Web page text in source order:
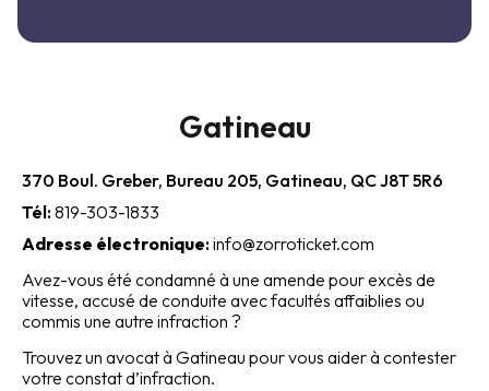
Gatineau
370 Boul. Greber, Bureau 205, Gatineau, QC J8T 5R6
Tél:819-303-1833
Adresse électronique:info@zorroticket.com
Avez-vous été condamné à une amende pour excès de
vitesse, accusé de conduite avec facultés affaiblies ou
commis une autre infraction ?
Trouvez un avocat à Gatineau pour vous aider à contester
votre constat d’infraction.